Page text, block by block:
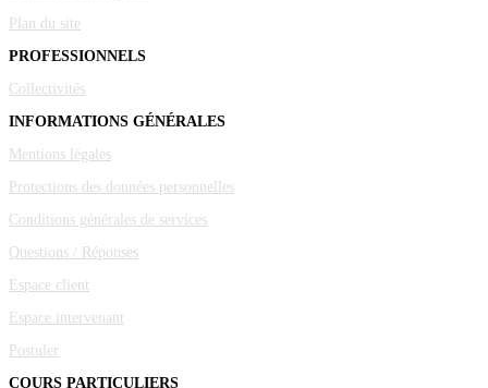
Plan du site
PROFESSIONNELS
Collectivités
INFORMATIONS GÉNÉRALES
Mentions légales
Protections des données personnelles
Conditions générales de services
Questions / Réponses
Espace client
Espace intervenant
Postuler
COURS PARTICULIERS